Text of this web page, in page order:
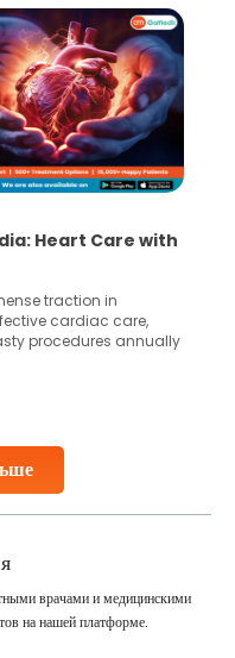
Heart Care with
traction in
cardiac care,
procedures annually
like angioplasty and
врачами и медицинскими
на нашей платформе.